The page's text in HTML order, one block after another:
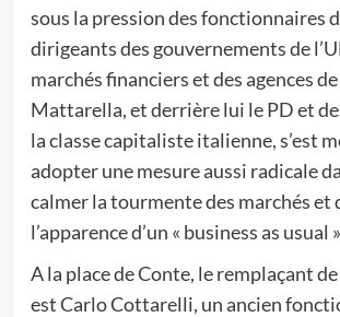
sous la pression des fonctionnaires
dirigeants des gouvernements de
marchés financiers et des agences
Mattarella, et derrière lui le PD et
la classe capitaliste italienne, s’est
adopter une mesure aussi radicale
calmer la tourmente des marchés et
l’apparence d’un « business as usual
A la place de Conte, le remplaçant
est Carlo Cottarelli, un ancien